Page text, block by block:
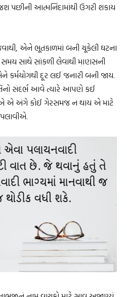
પછીની આત્મનિંદામાંથી ઉગરી શકાય
એને ભૂતકાળમાં બની ચૂકેલી ઘટના
સાથે સાંકળી લેવાથી માણસની
કર્મયોગથી દૂર લઈ જનારી બની જાય.
સંદર્ભ આવે ત્યારે આપણે કઈ
એ અંગે કોઈ ગેરસમજ ન થાય એ માટે